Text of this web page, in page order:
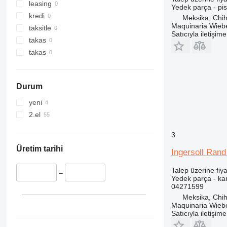
311
312
313
314
315
318
319
320
323
329
536
537
540
541
550
8014
8015
8016
8026
8045
leasing
kredi
taksitle
takas
takas
Durum
yeni
2.el
Üretim tarihi
–
Yedek parça -
Meksika,
Maquinaria
Satıcıyla
3
Ingersoll
Talep üzerine
Yedek parça -
04271599
Meksika,
Maquinaria
Satıcıyla